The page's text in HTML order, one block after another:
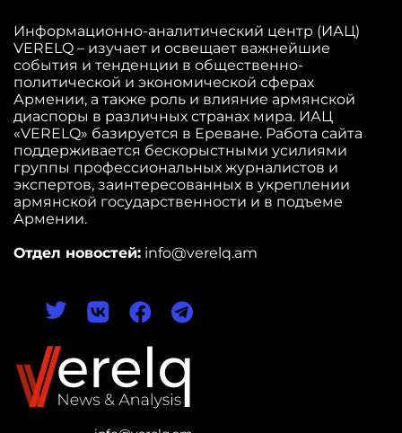
Информационно-аналитический центр (ИАЦ)
VERELQ – изучает и освещает важнейшие
события и тенденции в общественно-
политической и экономической сферах
Армении, а также роль и влияние армянской
диаспоры в различных странах мира. ИАЦ
«VERELQ» базируется в Ереване. Работа сайта
поддерживается бескорыстными усилиями
группы профессиональных журналистов и
экспертов, заинтересованных в укреплении
армянской государственности и в подъеме
Армении.
Отдел новостей: info@verelq.am